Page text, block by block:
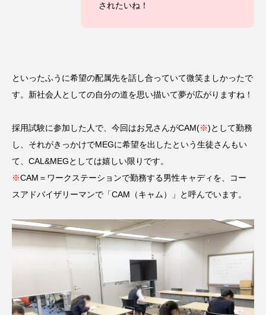
されたいね！
といったふうに希望の配属先を話し合っていて微笑ましかったで
す。新社会人としての自分の道を思い描いて夢が広がりますね！
採用試験に参加した人で、今回はお兄さんがCAM(※)として勤務
し、それがきっかけでMEGに希望を出したという生徒さんもい
て、CAL&MEGとしては嬉しい限りです。
※CAM＝ワークステーションで勤務する男性キャディを、コー
スアドバイザリーマンで「CAM（キャム）」と呼んでいます。